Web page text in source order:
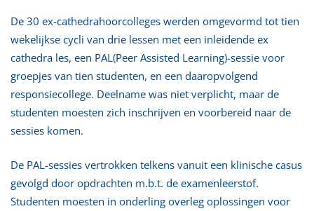
De 30 ex-cathedrahoorcolleges werden omgevormd tot tien
wekelijkse cycli van drie lessen met een inleidende ex
cathedra les, een PAL(Peer Assisted Learning)-sessie voor
groepjes van tien studenten, en een daaropvolgend
responsiecollege. Deelname was niet verplicht, maar de
studenten moesten zich inschrijven en voorbereid naar de
sessies komen.
De PAL-sessies vertrokken telkens vanuit een klinische casus
gevolgd door opdrachten m.b.t. de examenleerstof.
Studenten moesten in onderling overleg oplossingen voor